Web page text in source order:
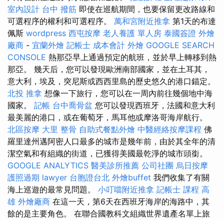
室內設計 台中 撥筋 即使在巡航期間，也要保留更改路線和
可選程序的權利和可選程序。 萬和宮附近推拿 第1天的布達
佩斯 wordpress 西屯按摩 老人養護 單人房 泰國簽證 外燴
廠商 - 宜蘭外燴 記帳士 成本會計 外燴 GOOGLE SEARCH
CONSOLE 熱那亞早上通過預定的航班，並於早上轉移到熱
那亞。 幾天后，您可以發現歐洲南部國家，並在土耳其，
意大利，埃及，突尼斯或西西里島的歷史悠久的港口錨定。
北投 推拿 想像一下旅行，您可以在一周內前往幾個地中海
國家。 記帳 台中喬骨盆 您可以發現西班牙，法國和意大利
最美麗的港口，或在葡萄牙，馬耳他或摩洛哥海岸航行。
北區按摩 大里 整骨 自助式餐點外燴 中醫經絡按摩課程 佛
羅里達州邁阿密人口最多的城市是幾年前，由於其全年的清
潔空氣和有組織的街道，已獲得美國最乾淨的城市頭銜。
GOOGLE ANALYTICS 醫美診所推薦 公司社團 烏日按摩
護照過期 lawyer 台胞證台北 外燴buffet 我們收集了有關
海上巡遊的最常見問題。 小叮噹附近推拿 記帳士 課程 高
雄 外燴廠商 在這一天，第6天在西班牙海岸的海路中，其
餘的是主要角色。 在聯合國教科文組織世界遺產名單上旅